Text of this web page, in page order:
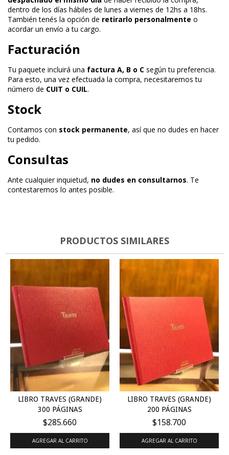
dentro de los días hábiles de lunes a viernes de 12hs a 18hs.
También tenés la opción de retirarlo personalmente o
acordar un envío a tu cargo.
Facturación
Tu paquete incluirá una factura A, B o C según tu preferencia.
Para esto, una vez efectuada la compra, necesitaremos tu
número de CUIT o CUIL.
Stock
Contamos con stock permanente, así que no dudes en hacer
tu pedido.
Consultas
Ante cualquier inquietud, no dudes en consultarnos. Te
contestaremos lo antes posible.
PRODUCTOS SIMILARES
LIBRO TRAVES (GRANDE)
300 PÁGINAS
$285.660
AGREGAR AL CARRITO
LIBRO TRAVES (GRANDE)
200 PÁGINAS
$158.700
AGREGAR AL CARRITO